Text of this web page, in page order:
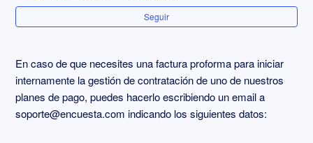
Condiciones de la renovación automática
Descargar factura
Seguir
En caso de que necesites una factura proforma para iniciar
internamente la gestión de contratación de uno de nuestros
planes de pago, puedes hacerlo escribiendo un email a
soporte@encuesta.com indicando los siguientes datos: